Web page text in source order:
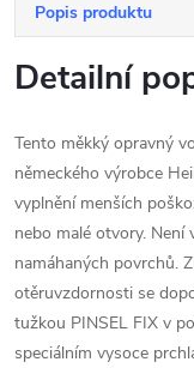
Popis produktu
Detailní
Tento měkký opravný
německého výrobce
vyplnění menších
nebo malé otvory.
namáhaných povrchů.
otěruvzdornosti se
tužkou PINSEL FIX v
speciálním vysoce